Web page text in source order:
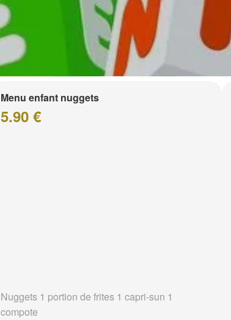
Menu enfant nuggets
5.90 €
Nuggets 1 portion de frites 1 capri-sun 1
compote